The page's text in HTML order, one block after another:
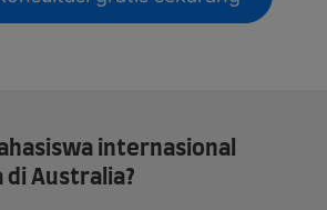
internasional
Australia?